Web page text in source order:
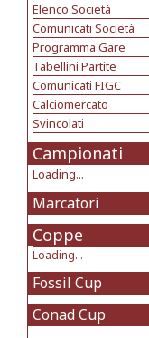
Elenco Società
Comunicati Società
Programma Gare
Tabellini Partite
Comunicati FIGC
Calciomercato
Svincolati
Campionati
Loading...
Marcatori
Coppe
Loading...
Fossil Cup
Conad Cup